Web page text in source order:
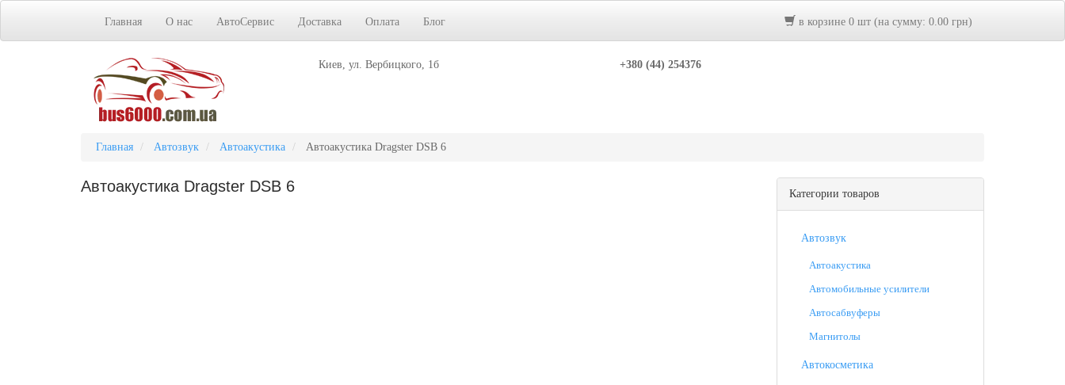
Главная О нас АвтоСервис Доставка Оплата Блог в корзине 0 шт (на сумму: 0.00 грн)
Киев, ул. Вербицкого, 1б +380 (44) 254376
Главная Автозвук Автоакустика Автоакустика Dragster DSB 6
Автоакустика Dragster DSB 6 Категории товаров
Автозвук
Автоакустика
Автомобильные усилители
Автосабвуферы
Магнитолы
Автокосметика